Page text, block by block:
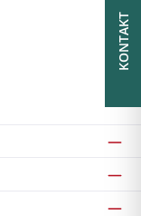
KONTAKT